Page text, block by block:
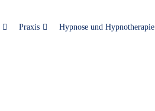
Praxis Hypnose und Hypnotherapie